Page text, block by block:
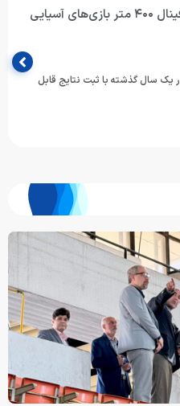
محمد قاسمی: هدفم رسیدن به فینال ۴۰۰ متر بازی‌های آسیایی
یک سال گذشته با ثبت نتایج قابل